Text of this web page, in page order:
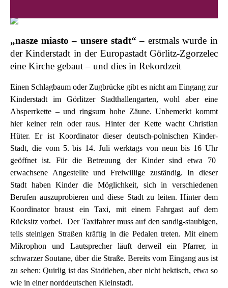
„nasze miasto – unsere stadt“ – erstmals wurde in
der Kinderstadt in der Europastadt Görlitz-Zgorzelec
eine Kirche gebaut – und dies in Rekordzeit
Einen Schlagbaum oder Zugbrücke gibt es nicht am Eingang zur
Kinderstadt im Görlitzer Stadthallengarten, wohl aber eine
Absperrkette – und ringsum hohe Zäune. Unbemerkt kommt
hier keiner rein oder raus. Hinter der Kette wacht Christian
Hüter. Er ist Koordinator dieser deutsch-polnischen Kinder-
Stadt, die vom 5. bis 14. Juli werktags von neun bis 16 Uhr
geöffnet ist. Für die Betreuung der Kinder sind etwa 70
erwachsene Angestellte und Freiwillige zuständig. In dieser
Stadt haben Kinder die Möglichkeit, sich in verschiedenen
Berufen auszuprobieren und diese Stadt zu leiten. Hinter dem
Koordinator braust ein Taxi, mit einem Fahrgast auf dem
Rücksitz vorbei. Der Taxifahrer muss auf den sandig-staubigen,
teils steinigen Straßen kräftig in die Pedalen treten. Mit einem
Mikrophon und Lautsprecher läuft derweil ein Pfarrer, in
schwarzer Soutane, über die Straße. Bereits vom Eingang aus ist
zu sehen: Quirlig ist das Stadtleben, aber nicht hektisch, etwa so
wie in einer norddeutschen Kleinstadt.